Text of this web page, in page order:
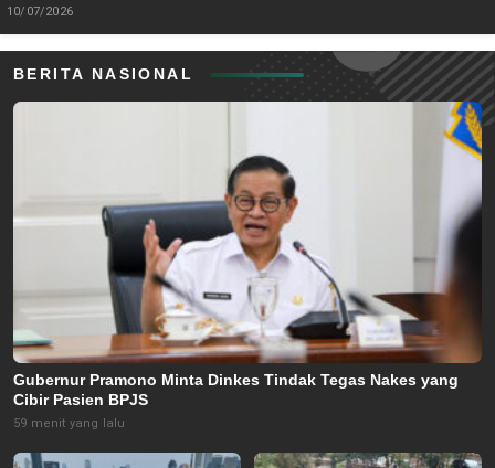
10/07/2026
BERITA NASIONAL
Gubernur Pramono Minta Dinkes Tindak Tegas Nakes yang
Cibir Pasien BPJS
59 menit yang lalu